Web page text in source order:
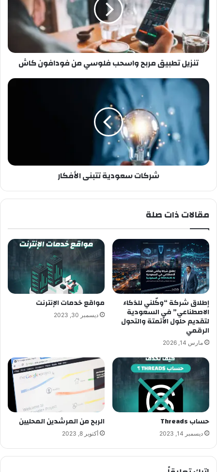
تنزيل تطبيق مربح واسحب فلوسي من فودافون كاش
شركات سعودية تتبنى الأفكار
مقالات ذات صلة
إطلاق شركة “وكّلني للذكاء
الاصطناعي” في السعودية
لتقديم حلول الأتمتة والتحول
الرقمي
مارس 14, 2026
مواقع خدمات الإنترنت
ديسمبر 30, 2023
حساب Threads
ديسمبر 14, 2023
الربح من المرشدين المحليين
أكتوبر 8, 2023